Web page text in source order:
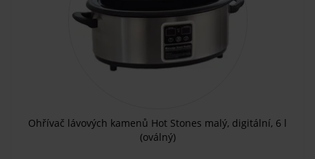
Ohřívač lávových kamenů Hot Stones malý, digitální, 6 l
(oválný)